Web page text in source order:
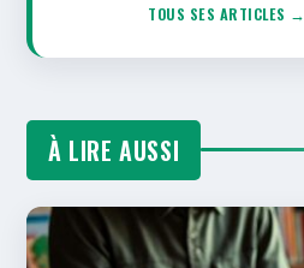
TOUS SES ARTICLES →
À LIRE AUSSI